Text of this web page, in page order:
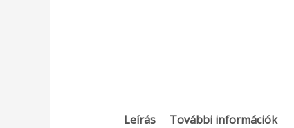
Leírás További információk